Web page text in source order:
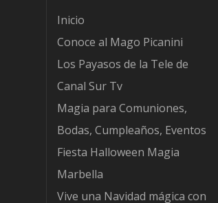
Inicio
Conoce al Mago Picanini
Los Payasos de la Tele de
Canal Sur Tv
Magia para Comuniones,
Bodas, Cumpleaños, Eventos
Fiesta Halloween Magia
Marbella
Vive una Navidad mágica con